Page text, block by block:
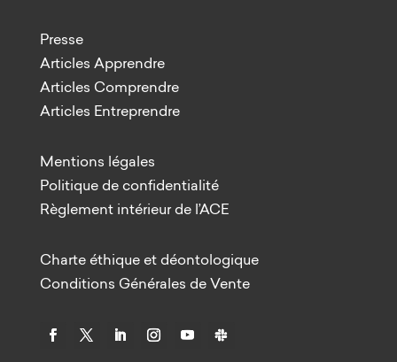
Presse
Articles Apprendre
Articles Comprendre
Articles Entreprendre
Mentions légales
Politique de confidentialité
Règlement intérieur de l’ACE
Charte éthique et déontologique
Conditions Générales de Vente